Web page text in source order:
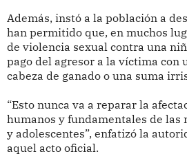
Además, instó a la población a
han permitido que, en muchos
de violencia sexual contra una
pago del agresor a la víctima con
cabeza de ganado o una suma
“Esto nunca va a reparar la
humanos y fundamentales de las
y adolescentes”, enfatizó la
aquel acto oficial.